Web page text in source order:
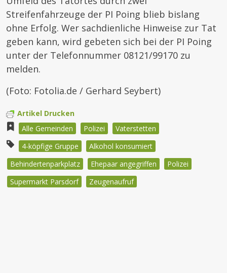
Streifenfahrzeuge der PI Poing blieb bislang
ohne Erfolg. Wer sachdienliche Hinweise zur Tat
geben kann, wird gebeten sich bei der PI Poing
unter der Telefonnummer 08121/99170 zu
melden.
(Foto: Fotolia.de / Gerhard Seybert)
Artikel Drucken
Alle Gemeinden
Polizei
Vaterstetten
4-köpfige Gruppe
Alkohol konsumiert
Behindertenparkplatz
Ehepaar angegriffen
Polizei
Supermarkt Parsdorf
Zeugenaufruf